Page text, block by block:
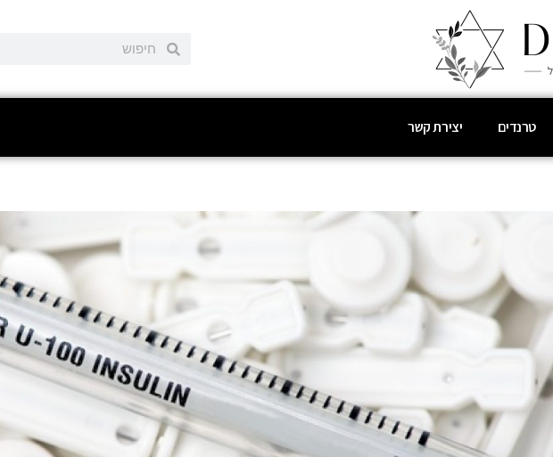
טרנדים יצירת קשר